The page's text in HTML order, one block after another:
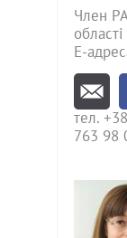
Член
області
Е-
тел.